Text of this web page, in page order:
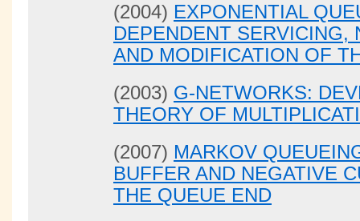
(2004) EXPONENTIAL
DEPENDENT SERVICING,
AND MODIFICATION OF
(2003) G-NETWORKS:
THEORY OF
(2007) MARKOV
BUFFER AND NEGATIVE
THE QUEUE END